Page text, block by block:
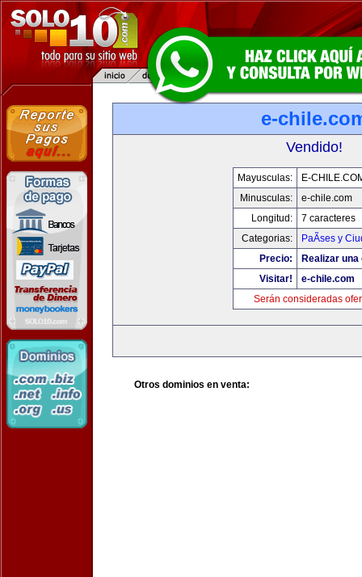
e-
Vendido!
Mayusculas:
E-
Minusculas:
e-chile.com
Longitud:
7 caracteres
Categorias:
PaÃ­ses y
Precio:
Realizar
Visitar!
e-chile.com
Serán consideradas
Otros dominios en venta: